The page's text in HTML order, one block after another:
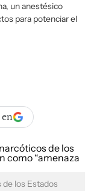
un anestésico
para potenciar el
en
de los Estados